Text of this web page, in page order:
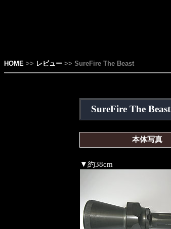
HOME >> レビュー >> SureFire The Beast
SureFire The Beast
本体写真
▼約38cm